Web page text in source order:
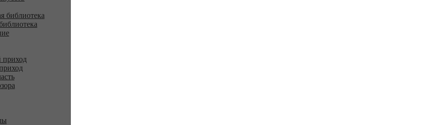
библиотека
приход